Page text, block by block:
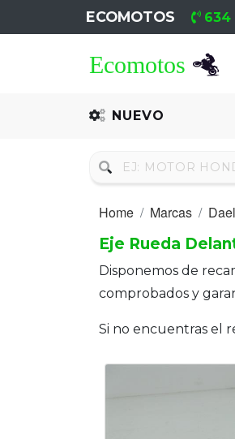
ECOMOTOS 634
NUEVO
Recambio
Neumáticos
Motores
Motores
Home Marcas
Eje Rueda
Disponemos de
comprobados y
Si no encuentras el